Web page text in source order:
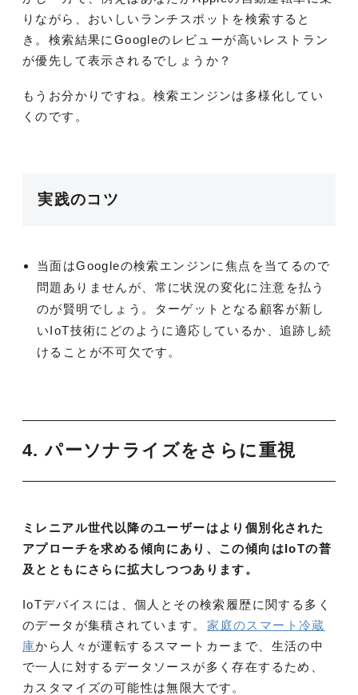
りながら、おいしいランチスポットを検索すると
き。検索結果にGoogleのレビューが高いレストラン
が優先して表示されるでしょうか？
もうお分かりですね。検索エンジンは多様化してい
くのです。
実践のコツ
当面はGoogleの検索エンジンに焦点を当てるので
問題ありませんが、常に状況の変化に注意を払う
のが賢明でしょう。ターゲットとなる顧客が新し
いIoT技術にどのように適応しているか、追跡し続
けることが不可欠です。
4. パーソナライズをさらに重視
ミレニアル世代以降のユーザーはより個別化された
アプローチを求める傾向にあり、この傾向はIoTの普
及とともにさらに拡大しつつあります。
IoTデバイスには、個人とその検索履歴に関する多く
のデータが集積されています。 家庭のスマート冷蔵
庫から人々が運転するスマートカーまで、生活の中
で一人に対するデータソースが多く存在するため、
カスタマイズの可能性は無限大です。